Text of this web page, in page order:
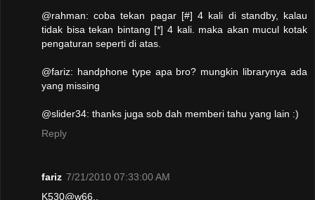
@rahman: coba tekan pagar [#] 4 kali di standby, kalau
tidak bisa tekan bintang [*] 4 kali. maka akan mucul kotak
pengaturan seperti di atas.
@fariz: handphone type apa bro? mungkin librarynya ada
yang missing
@slider34: thanks juga sob dah memberi tahu yang lain :)
Reply
fariz 7/21/2010 07:33:00 AM
K530@w66..